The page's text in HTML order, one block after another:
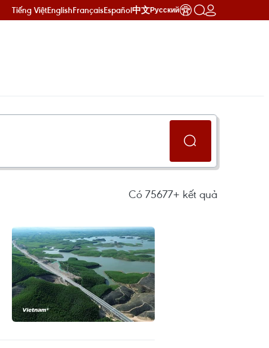
Tiếng ViệtEnglishFrançaisEspañol中文Русский
Có 75677+ kết quả